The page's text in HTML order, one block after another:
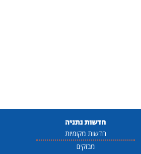
חדשות נתניה
חדשות מקומיות
מבזקים